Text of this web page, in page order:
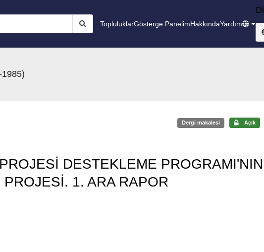
TopluluklarGösterge PanelimHakkındaYardım
Dil
1985)
Dergi makalesi Açık
DESTEKLEME PROGRAMI'NIN
1. ARA RAPOR